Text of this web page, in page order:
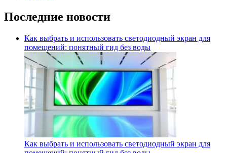
Последние новости
Как выбрать и использовать светодиодный экран для
помещений: понятный гид без воды
Как выбрать и использовать светодиодный экран для